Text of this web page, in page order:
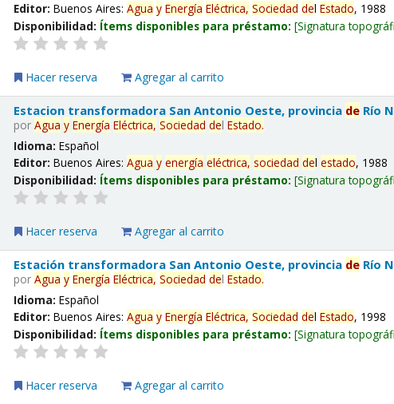
Editor:Buenos Aires:Agua y Energía Eléctrica, Sociedad delEstado, 1988
Disponibilidad: Ítems disponibles para préstamo: Signatura
Hacer reserva Agregar al carrito
Estacion transformadora San Antonio Oeste, provincia de Río
porAgua y Energía Eléctrica, Sociedad delEstado.
Idioma:Español
Editor:Buenos Aires:Agua y energía eléctrica, sociedad delestado, 1988
Disponibilidad: Ítems disponibles para préstamo: Signatura
Hacer reserva Agregar al carrito
Estación transformadora San Antonio Oeste, provincia de Río
porAgua y Energía Eléctrica, Sociedad delEstado.
Idioma:Español
Editor:Buenos Aires:Agua y Energía Eléctrica, Sociedad delEstado, 1998
Disponibilidad: Ítems disponibles para préstamo: Signatura
Hacer reserva Agregar al carrito